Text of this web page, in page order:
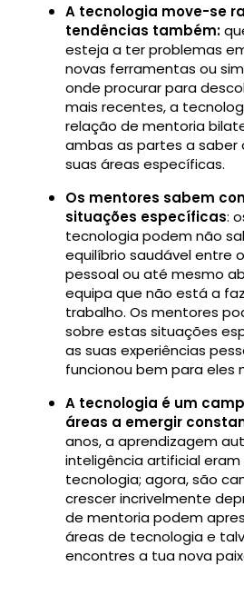
A tecnologia move-se
tendências também:
esteja a ter problemas
novas ferramentas ou
onde procurar para
mais recentes, a
relação de mentoria
ambas as partes a saber
suas áreas específicas.
Os mentores sabem
situações específicas:
tecnologia podem não
equilíbrio saudável entre
pessoal ou até mesmo
equipa que não está a
trabalho. Os mentores
sobre estas situações
as suas experiências
funcionou bem para eles
A tecnologia é um
áreas a emergir
anos, a aprendizagem
inteligência artificial
tecnologia; agora, são
crescer incrivelmente
de mentoria podem
áreas de tecnologia e
encontres a tua nova